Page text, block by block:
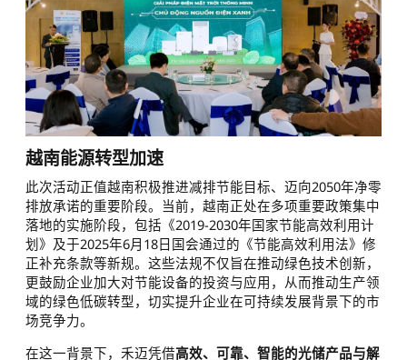
越南能源转型加速
此次活动正值越南积极推进减排节能目标、迈向2050年净零
排放承诺的重要阶段。当前，越南正处在多项重要政策集中
落地的实施阶段，包括《2019-2030年国家节能高效利用计
划》及于2025年6月18日国会通过的《节能高效利用法》修
正补充条款等新规。这些法规不仅旨在推动绿色技术创新，
更鼓励企业加大对节能设备的投资与应用，从而推动生产领
域的绿色低碳转型，切实提升企业在可持续发展背景下的市
场竞争力。
在这一背景下，禾迈凭借高效、可靠、智能的光储产品与解